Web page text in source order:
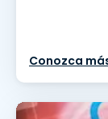
Conozca